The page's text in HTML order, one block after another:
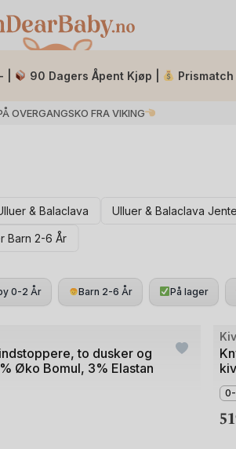
| 90 Dagers Åpent Kjøp | Prismatch
OVERGANGSKO FRA VIKING
& Balaclava Ulluer & Balaclava Jente
Barn 2-6 År
0-2 År Barn 2-6 År På lager
to dusker og
Øko Bomul, 3% Elastan
av
4